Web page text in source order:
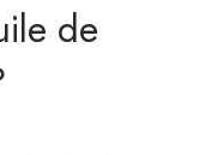
de